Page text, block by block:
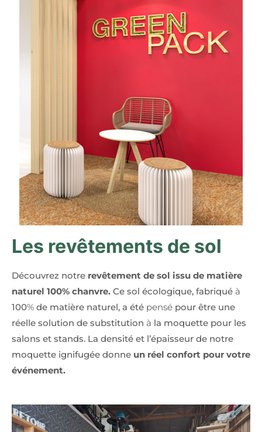
Les revêtements de sol
Découvrez notre revêtement de sol issu de matière
naturel 100% chanvre. Ce sol écologique, fabriqué à
100% de matière naturel, a été pensé pour être une
réelle solution de substitution à la moquette pour les
salons et stands. La densité et l’épaisseur de notre
moquette ignifugée donne un réel confort pour votre
événement.